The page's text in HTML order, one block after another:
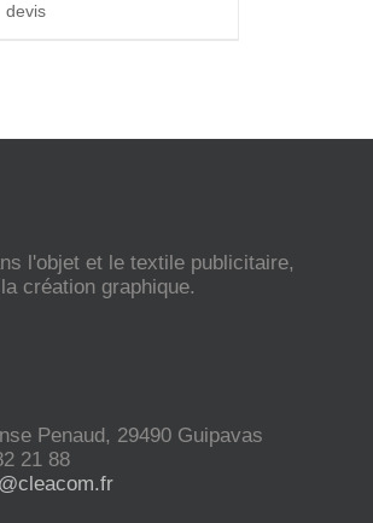
devis
l'objet et le textile publicitaire,
création graphique.
Penaud, 29490 Guipavas
21 88